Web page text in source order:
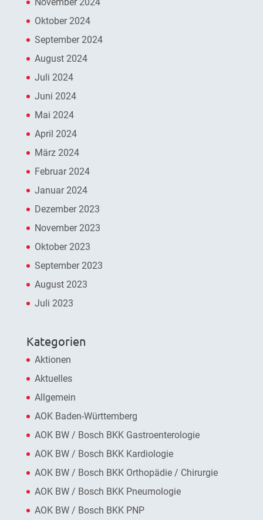
Oktober 2024
September 2024
August 2024
Juli 2024
Juni 2024
Mai 2024
April 2024
März 2024
Februar 2024
Januar 2024
Dezember 2023
November 2023
Oktober 2023
September 2023
August 2023
Juli 2023
Kategorien
Aktionen
Aktuelles
Allgemein
AOK Baden-Württemberg
AOK BW / Bosch BKK Gastroenterologie
AOK BW / Bosch BKK Kardiologie
AOK BW / Bosch BKK Orthopädie / Chirurgie
AOK BW / Bosch BKK Pneumologie
AOK BW / Bosch BKK PNP